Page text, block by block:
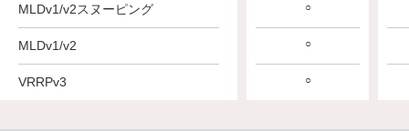
MLDv1/v2スヌーピング
MLDv1/v2
VRRPv3
○
○
○